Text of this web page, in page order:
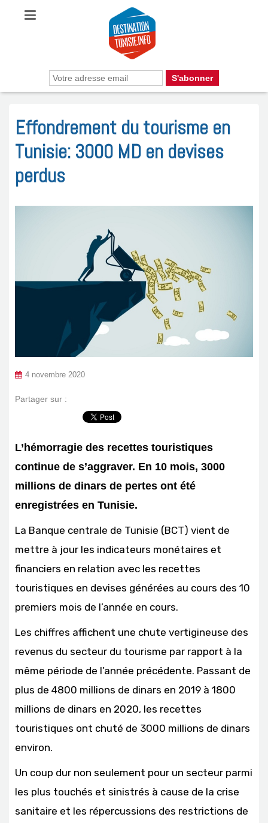
Effondrement du tourisme en
Tunisie: 3000 MD en devises
perdus
4 novembre 2020
Partager sur :
L’hémorragie des recettes touristiques
continue de s’aggraver. En 10 mois, 3000
millions de dinars de pertes ont été
enregistrées en Tunisie.
La Banque centrale de Tunisie (BCT) vient de
mettre à jour les indicateurs monétaires et
financiers en relation avec les recettes
touristiques en devises générées au cours des 10
premiers mois de l’année en cours.
Les chiffres affichent une chute vertigineuse des
revenus du secteur du tourisme par rapport à la
même période de l’année précédente. Passant de
plus de 4800 millions de dinars en 2019 à 1800
millions de dinars en 2020, les recettes
touristiques ont chuté de 3000 millions de dinars
environ.
Un coup dur non seulement pour un secteur parmi
les plus touchés et sinistrés à cause de la crise
sanitaire et les répercussions des restrictions de